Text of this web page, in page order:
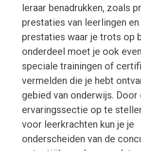
leraar benadrukken, zoals
prestaties van leerlingen en
prestaties waar je trots op
onderdeel moet je ook
speciale trainingen of
vermelden die je hebt
gebied van onderwijs. Door
ervaringssectie op te
voor leerkrachten kun je je
onderscheiden van de